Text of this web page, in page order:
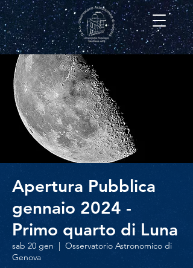
Apertura Pubblica
gennaio 2024 -
Primo quarto di Luna
sab 20 gen
  |
Osservatorio Astronomico di
Genova